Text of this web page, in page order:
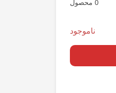
0 محصول
ناموجود